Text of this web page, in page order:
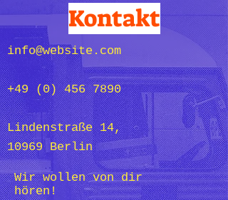
Kontakt
info@website.com
+49 (0) 456 7890
Lindenstraße 14,
10969 Berlin
Wir wollen von dir
hören!